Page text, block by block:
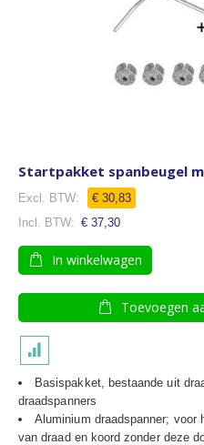
Startpakket spanbeugel
€ 30,83
€ 37,30
In winkelwagen
Toevoegen
Basispakket, bestaande uit
draadspanners
Aluminium draadspanner; voor
van draad en koord zonder deze